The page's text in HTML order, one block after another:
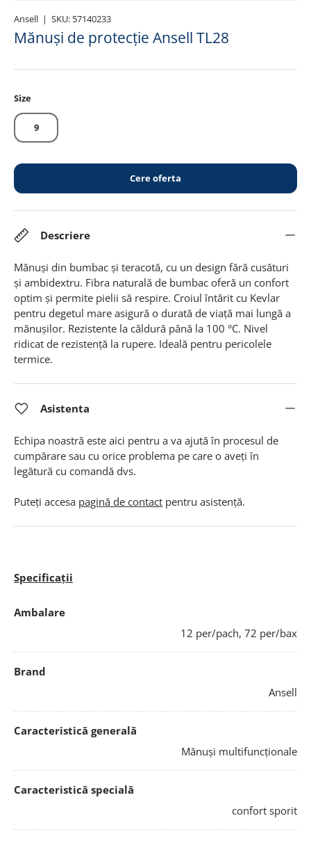
Ansell | SKU: 57140233
Mănuși de protecție Ansell TL28
Size
9
Cere oferta
Descriere
Mănuși din bumbac și teracotă, cu un design fără cusături
și ambidextru. Fibra naturală de bumbac oferă un confort
optim și permite pielii să respire. Croiul întărit cu Kevlar
pentru degetul mare asigură o durată de viață mai lungă a
mănușilor. Rezistente la căldură până la 100 °C. Nivel
ridicat de rezistență la rupere. Ideală pentru pericolele
termice.
Asistenta
Echipa noastră este aici pentru a va ajută în procesul de
cumpărare sau cu orice problema pe care o aveți în
legătură cu comandă dvs.
Puteți accesa pagină de contact pentru asistență.
Specificații
Ambalare
12 per/pach, 72 per/bax
Brand
Ansell
Caracteristică generală
Mănuși multifuncționale
Caracteristică specială
confort sporit